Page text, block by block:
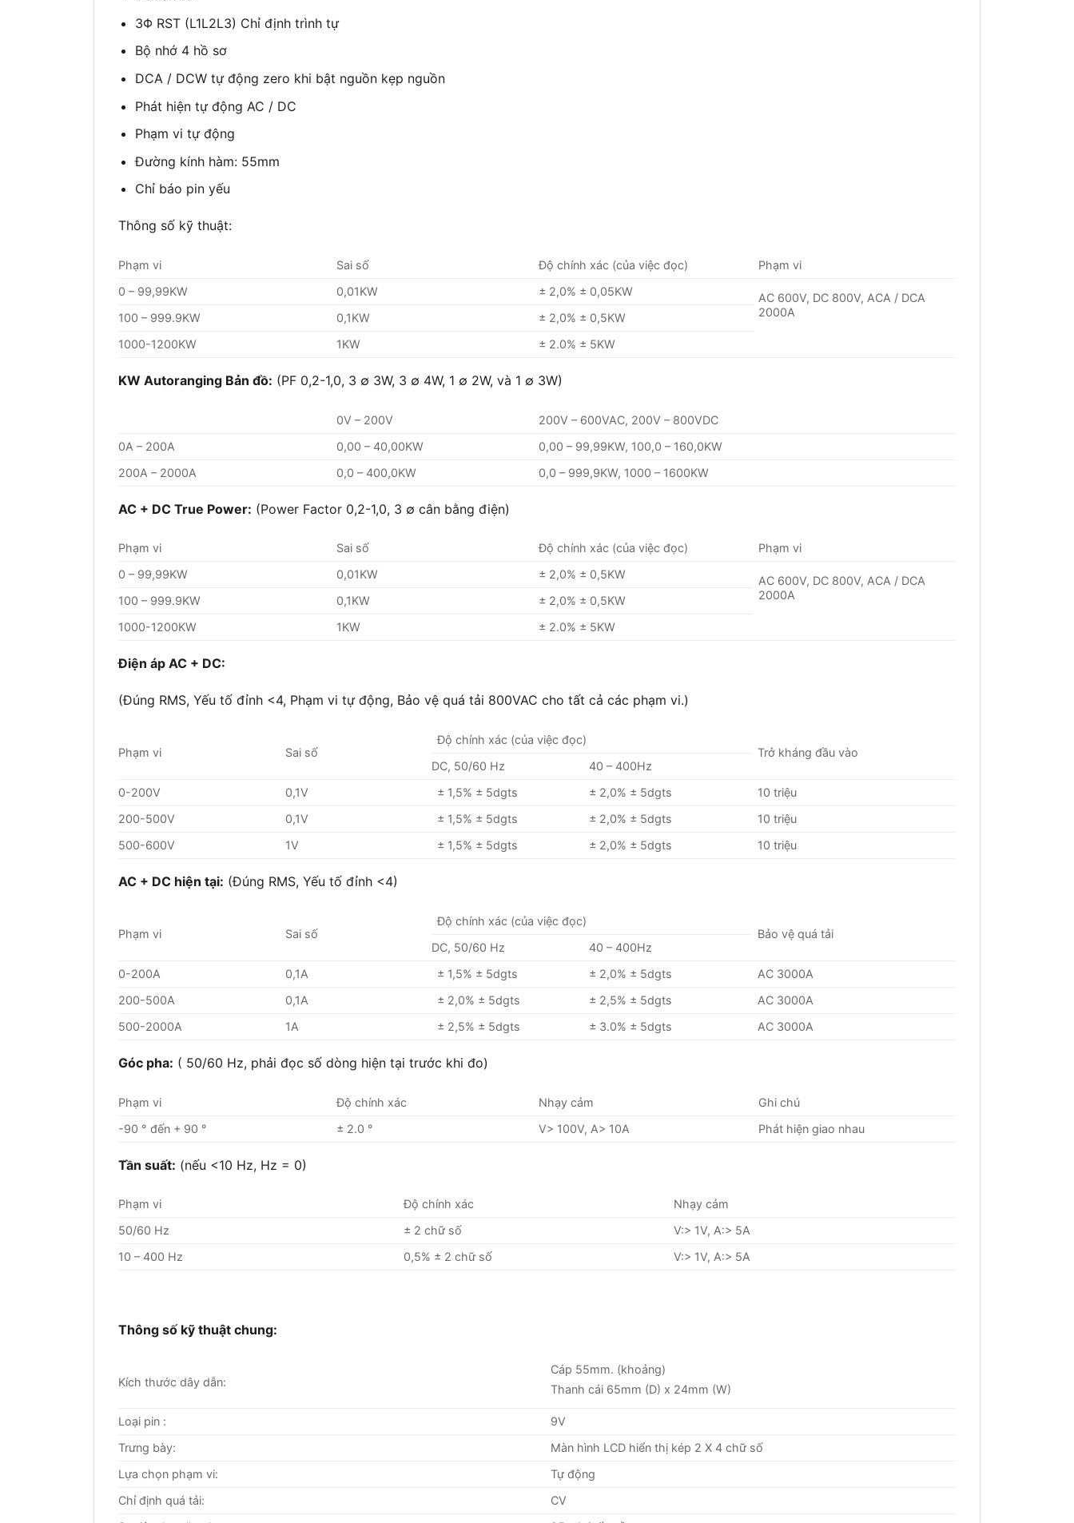
3Φ RST (L1L2L3) Chỉ định trình tự
Bộ nhớ 4 hồ sơ
DCA / DCW tự động zero khi bật nguồn kẹp nguồn
Phát hiện tự động AC / DC
Phạm vi tự động
Đường kính hàm: 55mm
Chỉ báo pin yếu
Thông số kỹ thuật:
Phạm vi Sai số Độ chính xác (của việc đọc)
Phạm vi
0 – 99,99KW
0,01KW ± 2,0% ± 0,05KW
AC 600V, DC 800V, ACA / DCA
2000A
100 – 999.9KW 0,1KW
± 2,0% ± 0,5KW
1000-1200KW
1KW ± 2.0% ± 5KW
KW Autoranging Bản đồ: (PF 0,2-1,0, 3 ∅ 3W, 3 ∅ 4W, 1 ∅ 2W, và 1 ∅ 3W)
0V – 200V
200V – 600VAC, 200V – 800VDC
0A – 200A
0,00 – 40,00KW
0,00 – 99,99KW, 100,0 – 160,0KW
200A – 2000A
0,0 – 400,0KW 0,0 – 999,9KW, 1000 – 1600KW
AC + DC True Power: (Power Factor 0,2-1,0, 3 ∅ cân bằng điện)
Phạm vi Sai số Độ chính xác (của việc đọc)
Phạm vi
0 – 99,99KW
0,01KW ± 2,0% ± 0,5KW
AC 600V, DC 800V, ACA / DCA
2000A
100 – 999.9KW 0,1KW
± 2,0% ± 0,5KW
1000-1200KW
1KW ± 2.0% ± 5KW
Điện áp AC + DC:
(Đúng RMS, Yếu tố đỉnh <4, Phạm vi tự động, Bảo vệ quá tải 800VAC cho tất cả các phạm vi.)
Phạm vi Sai số
Độ chính xác (của việc đọc)
Trở kháng đầu vào
DC, 50/60 Hz
40 – 400Hz
0-200V
0,1V ± 1,5% ± 5dgts ± 2,0% ± 5dgts
10 triệu
200-500V
0,1V ± 1,5% ± 5dgts ± 2,0% ± 5dgts
10 triệu
500-600V
1V ± 1,5% ± 5dgts ± 2,0% ± 5dgts 10 triệu
AC + DC hiện tại: (Đúng RMS, Yếu tố đỉnh <4)
Phạm vi Sai số
Độ chính xác (của việc đọc)
Bảo vệ quá tải
DC, 50/60 Hz
40 – 400Hz
0-200A
0,1A ± 1,5% ± 5dgts ± 2,0% ± 5dgts
AC 3000A
200-500A
0,1A ± 2,0% ± 5dgts ± 2,5% ± 5dgts
AC 3000A
500-2000A
1A ± 2,5% ± 5dgts ± 3.0% ± 5dgts AC 3000A
Góc pha: ( 50/60 Hz, phải đọc số dòng hiện tại trước khi đo)
Phạm vi Độ chính xác Nhạy cảm
Ghi chú
-90 ° đến + 90 °
± 2.0 ° V> 100V, A> 10A Phát hiện giao nhau
Tần suất: (nếu <10 Hz, Hz = 0)
Phạm vi Độ chính xác
Nhạy cảm
50/60 Hz
± 2 chữ số
V:> 1V, A:> 5A
10 – 400 Hz
0,5% ± 2 chữ số V:> 1V, A:> 5A
Thông số kỹ thuật chung:
Kích thước dây dẫn:
Cáp 55mm. (khoảng)
Thanh cái 65mm (D) x 24mm (W)
Loại pin :
9V
Trưng bày:
Màn hình LCD hiển thị kép 2 X 4 chữ số
Lựa chọn phạm vi:
Tự động
Chỉ định quá tải:
CV